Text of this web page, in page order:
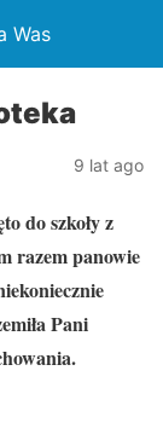
Was
9 lat ago
do szkoły z
razem panowie
Pani